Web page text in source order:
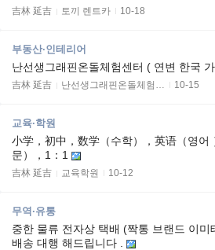
吉林 延吉 토끼 렌트카 10-18
부동산·인테리어
난선생그래핀온돌체험센터 ( 연변 한국
吉林 延吉 난선생그래핀온돌체험… 10-15
교육·학원
小学，初中，数学（수학），英语（영어
문），1：1
吉林 延吉 교육학원 10-12
무역·유통
중한 물류 전자상 택배 (짝통 브랜드 이미테이션 )
배송 대행 해드립니다 .